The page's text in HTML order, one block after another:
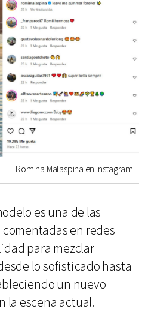
Romina Malaspina en Instagram
es una de las
en redes
para mezclar
lo sofisticado hasta
un nuevo
la escena actual.